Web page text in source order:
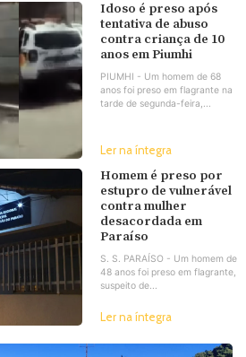
Idoso é preso após
tentativa de abuso
contra criança de 10
anos em Piumhi
PIUMHI - Um homem de 68
anos foi preso em flagrante na
tarde de segunda-feira,...
Ler na íntegra
Homem é preso por
estupro de vulnerável
contra mulher
desacordada em
Paraíso
S. S. PARAÍSO - Um homem de
48 anos foi preso em flagrante,
suspeito de...
Ler na íntegra